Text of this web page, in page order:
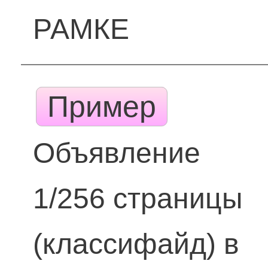
РАМКЕ
Пример
Объявление
1/256 страницы
(классифайд) в